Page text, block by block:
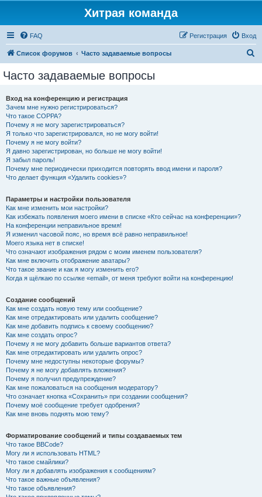
Хитрая команда
FAQ Вход
Регистрация
Список форумов Часто задаваемые вопросы
Часто задаваемые вопросы
Вход на конференцию и регистрация
Зачем мне нужно регистрироваться?
Что такое COPPA?
Почему я не могу зарегистрироваться?
Я только что зарегистрировался, но не могу войти!
Почему я не могу войти?
Я давно зарегистрирован, но больше не могу войти!
Я забыл пароль!
Почему мне периодически приходится повторять ввод имени и пароля?
Что делает функция «Удалить cookies»?
Параметры и настройки пользователя
Как мне изменить мои настройки?
Как избежать появления моего имени в списке «Кто сейчас на конференции»?
На конференции неправильное время!
Я изменил часовой пояс, но время всё равно неправильное!
Моего языка нет в списке!
Что означают изображения рядом с моим именем пользователя?
Как мне включить отображение аватары?
Что такое звание и как я могу изменить его?
Когда я щёлкаю по ссылке «email», от меня требуют войти на конференцию!
Создание сообщений
Как мне создать новую тему или сообщение?
Как мне отредактировать или удалить сообщение?
Как мне добавить подпись к своему сообщению?
Как мне создать опрос?
Почему я не могу добавить больше вариантов ответа?
Как мне отредактировать или удалить опрос?
Почему мне недоступны некоторые форумы?
Почему я не могу добавлять вложения?
Почему я получил предупреждение?
Как мне пожаловаться на сообщения модератору?
Что означает кнопка «Сохранить» при создании сообщения?
Почему моё сообщение требует одобрения?
Как мне вновь поднять мою тему?
Форматирование сообщений и типы создаваемых тем
Что такое BBCode?
Могу ли я использовать HTML?
Что такое смайлики?
Могу ли я добавлять изображения к сообщениям?
Что такое важные объявления?
Что такое объявления?